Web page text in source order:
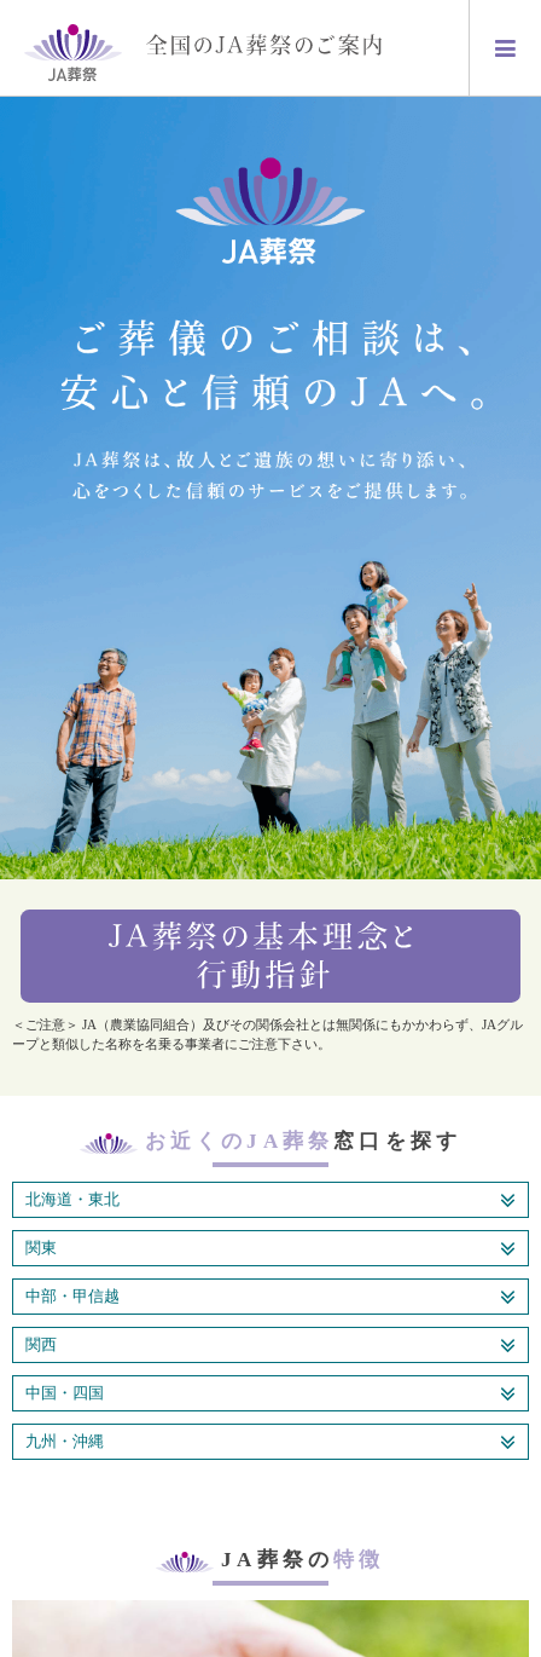
＜ご注意＞ JA（農業協同組合）及びその関係会社とは無関係にもかかわらず、JAグル
ープと類似した名称を名乗る事業者にご注意下さい。
お近くのJA葬祭 窓口を探す
北海道・東北
関東
中部・甲信越
関西
中国・四国
九州・沖縄
JA葬祭の特徴